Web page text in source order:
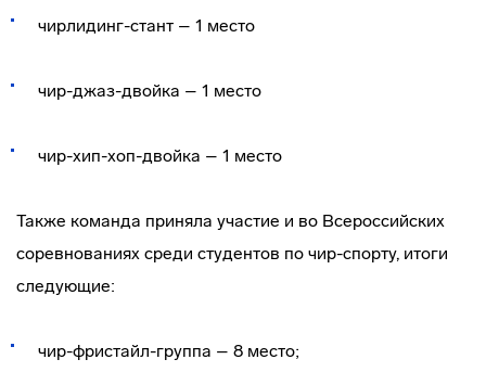
чирлидинг-стант – 1 место
чир-джаз-двойка – 1 место
чир-хип-хоп-двойка – 1 место
Также команда приняла участие и во Всероссийских
соревнованиях среди студентов по чир-спорту, итоги
следующие:
чир-фристайл-группа – 8 место;